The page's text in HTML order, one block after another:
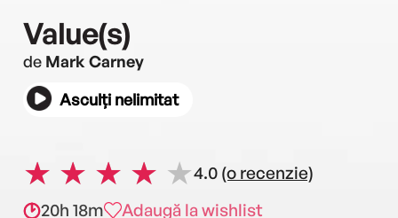
Value(s)
de Mark Carney
Asculți nelimitat
4.0 (o recenzie)
20h 18m
Adaugă la wishlist